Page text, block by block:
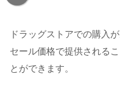
ドラッグストアでの購入
セール価格で提供される
とができます。